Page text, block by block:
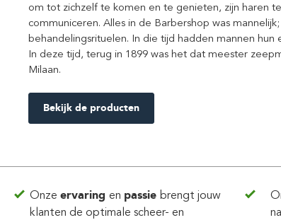
om tot zichzelf te komen en te genieten, zijn haren
communiceren. Alles in de Barbershop was
behandelingsrituelen. In die tijd hadden mannen
In deze tijd, terug in 1899 was het dat meester
Milaan.
Bekijk de producten
Onze ervaring en passie brengt jouw
klanten de optimale scheer- en